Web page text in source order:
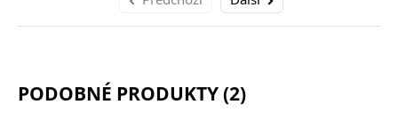
PODOBNÉ PRODUKTY (2)